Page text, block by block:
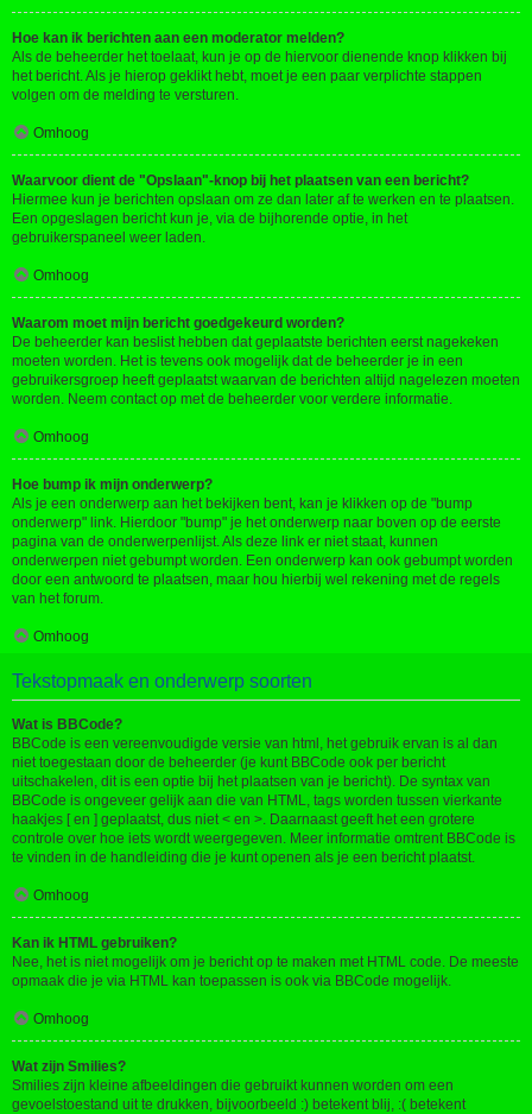
Hoe kan ik berichten aan een moderator melden?
Als de beheerder het toelaat, kun je op de hiervoor dienende knop klikken bij
het bericht. Als je hierop geklikt hebt, moet je een paar verplichte stappen
volgen om de melding te versturen.
Omhoog
Waarvoor dient de "Opslaan"-knop bij het plaatsen van een bericht?
Hiermee kun je berichten opslaan om ze dan later af te werken en te plaatsen.
Een opgeslagen bericht kun je, via de bijhorende optie, in het
gebruikerspaneel weer laden.
Omhoog
Waarom moet mijn bericht goedgekeurd worden?
De beheerder kan beslist hebben dat geplaatste berichten eerst nagekeken
moeten worden. Het is tevens ook mogelijk dat de beheerder je in een
gebruikersgroep heeft geplaatst waarvan de berichten altijd nagelezen moeten
worden. Neem contact op met de beheerder voor verdere informatie.
Omhoog
Hoe bump ik mijn onderwerp?
Als je een onderwerp aan het bekijken bent, kan je klikken op de "bump
onderwerp" link. Hierdoor "bump" je het onderwerp naar boven op de eerste
pagina van de onderwerpenlijst. Als deze link er niet staat, kunnen
onderwerpen niet gebumpt worden. Een onderwerp kan ook gebumpt worden
door een antwoord te plaatsen, maar hou hierbij wel rekening met de regels
van het forum.
Omhoog
Tekstopmaak en onderwerp soorten
Wat is BBCode?
BBCode is een vereenvoudigde versie van html, het gebruik ervan is al dan
niet toegestaan door de beheerder (je kunt BBCode ook per bericht
uitschakelen, dit is een optie bij het plaatsen van je bericht). De syntax van
BBCode is ongeveer gelijk aan die van HTML, tags worden tussen vierkante
haakjes [ en ] geplaatst, dus niet < en >. Daarnaast geeft het een grotere
controle over hoe iets wordt weergegeven. Meer informatie omtrent BBCode is
te vinden in de handleiding die je kunt openen als je een bericht plaatst.
Omhoog
Kan ik HTML gebruiken?
Nee, het is niet mogelijk om je bericht op te maken met HTML code. De meeste
opmaak die je via HTML kan toepassen is ook via BBCode mogelijk.
Omhoog
Wat zijn Smilies?
Smilies zijn kleine afbeeldingen die gebruikt kunnen worden om een
gevoelstoestand uit te drukken, bijvoorbeeld :) betekent blij, :( betekent